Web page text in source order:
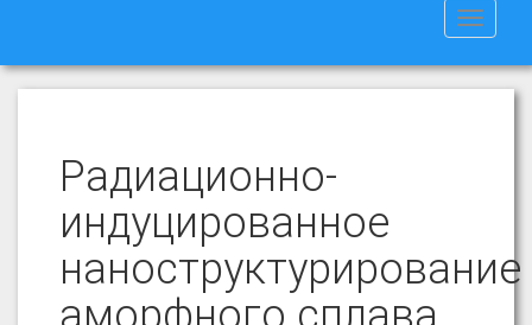
Toggle
Радиационно-
индуцированное
наноструктурирование